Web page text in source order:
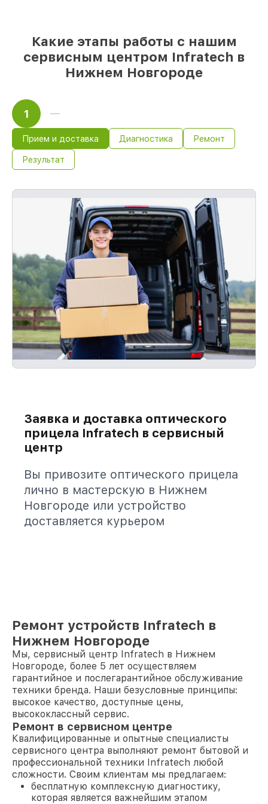
учётом возможностей клиента
85%ремонтов Infratech сделаем за 1–2
часа, при немедленном старте работ
Какие этапы работы с нашим
сервисным центром Infratech в
Нижнем Новгороде
1
Прием и доставка Диагностика Ремонт
Результат
Заявка и доставка оптического
прицела Infratech в сервисный
центр
Вы привозите оптического прицела
лично в мастерскую в Нижнем
Новгороде или устройство
доставляется курьером
Ремонт устройств Infratech в
Нижнем Новгороде
Мы, сервисный центр Infratech в Нижнем
Новгороде, более 5 лет осуществляем
гарантийное и послегарантийное обслуживание
техники бренда. Наши безусловные принципы:
высокое качество, доступные цены,
высококлассный сервис.
Ремонт в сервисном центре
Квалифицированные и опытные специалисты
сервисного центра выполняют ремонт бытовой и
профессиональной техники Infratech любой
сложности. Своим клиентам мы предлагаем:
бесплатную комплексную диагностику,
которая является важнейшим этапом